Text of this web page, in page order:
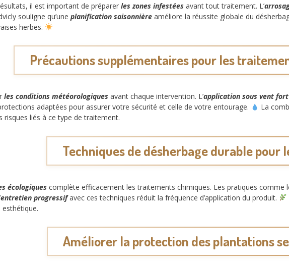
il est important de préparer les zones infestées avant tout traitement. L’
souligne qu’une planification saisonnière améliore la réussite globale du
herbes.
Précautions supplémentaires pour les
les conditions météorologiques avant chaque intervention. L’application sous vent fort
adaptées pour assurer votre sécurité et celle de votre entourage.
La
risques liés à ce type de traitement.
Techniques de désherbage durable pour
écologiques complète efficacement les traitements chimiques. Les pratiques comme
entretien progressifavec ces techniques réduit la fréquence d’application du produit.
Améliorer la protection des plantations